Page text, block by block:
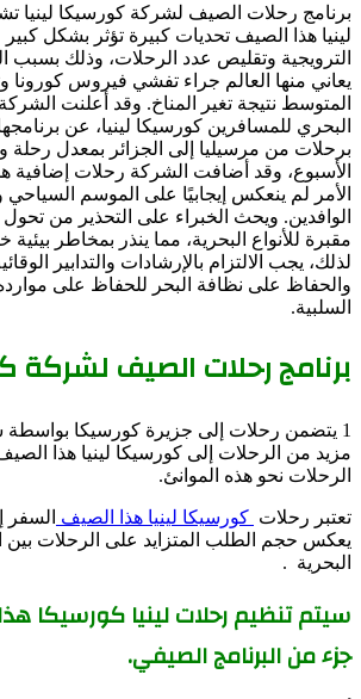
برنامج رحلات الصيف لشركة كورسيكا لينيا
لينيا هذا الصيف تحديات كبيرة تؤثر بشكل
الترويجية وتقليص عدد الرحلات، وذلك بسبب
يعاني منها العالم جراء تفشي فيروس كورونا
المتوسط نتيجة تغير المناخ. وقد أعلنت
برحلات من مرسيليا إلى الجزائر بمعدل رحلة
الأسبوع، وقد أضافت الشركة رحلات إضافية هذا
الأمر لم ينعكس إيجابيًا على الموسم السياحي
الوافدين. ويحث الخبراء على التحذير من
مقبرة للأنواع البحرية، مما ينذر بمخاطر
لذلك، يجب الالتزام بالإرشادات والتدابير
والحفاظ على نظافة البحر للحفاظ على موارده
السلبية.
برنامج رحلات الصيف لشركة
1 يتضمن رحلات إلى جزيرة كورسيكا بواسطة
مزيد من الرحلات إلى كورسيكا لينيا هذا
الرحلات نحو هذه الموانئ.
تعتبر رحلات كورسيكا لينيا هذا الصيف السفر
يعكس حجم الطلب المتزايد على الرحلات بين
البحرية .
سيتم تنظيم رحلات لينيا كورسيكا
جزء من البرنامج الصيفي.